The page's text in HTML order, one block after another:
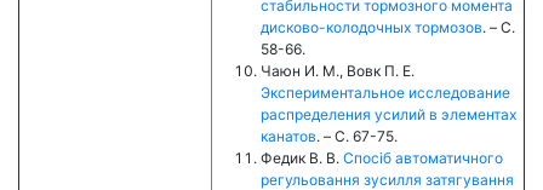
стабильности тормозного момента
дисково-колодочных тормозов. – C.
58-66.
Чаюн И. М., Вовк П. Е.
Экспериментальное исследование
распределения усилий в элементах
канатов. – C. 67-75.
Федик В. В. Спосіб автоматичного
регульовання зусилля затягування